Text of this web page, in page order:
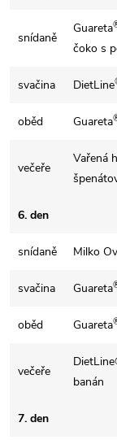
snídaně
Guareta
čoko s
svačina DietLine
oběd Guareta
večeře
Vařená
6. den
snídaně Milko
svačina Guareta
oběd Guareta
večeře
banán
7. den